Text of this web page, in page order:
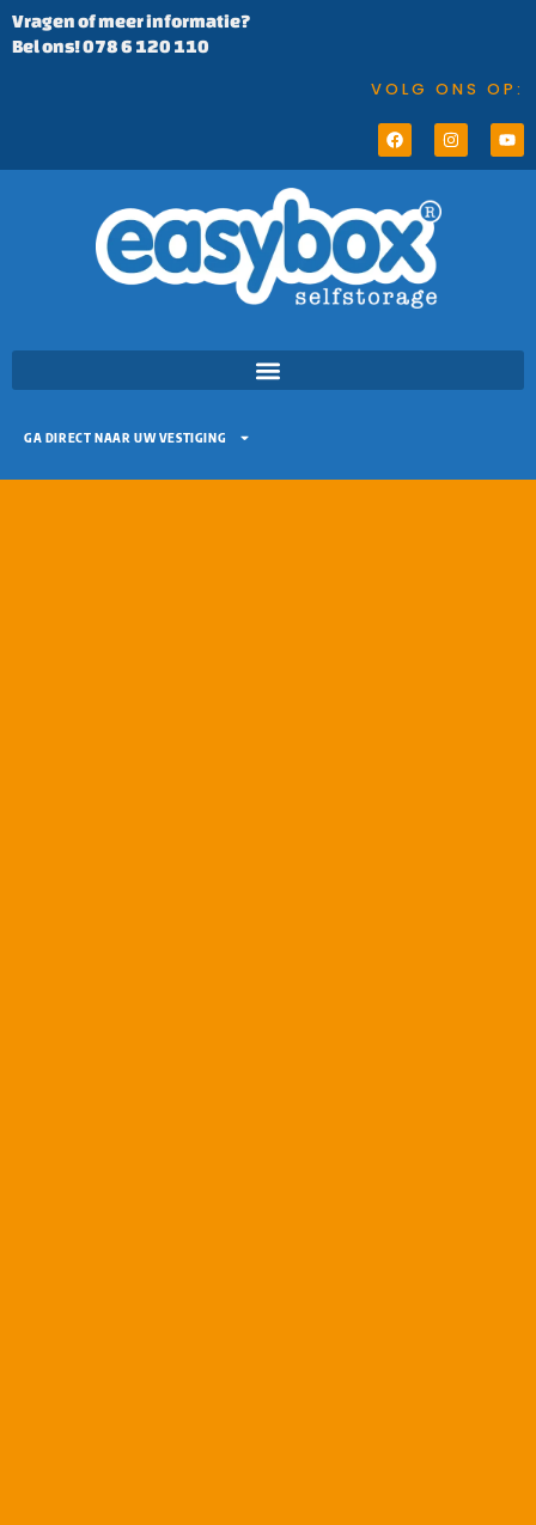
Vragen of meer informatie?
Bel ons! 078 6 120 110
VOLG ONS OP:
GA DIRECT NAAR UW VESTIGING